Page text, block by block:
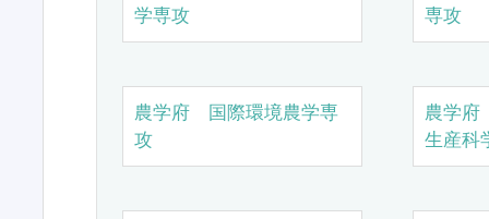
学専攻
専攻
農学府 国際環境農学専
攻
農学
生産科